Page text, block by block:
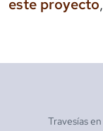
este proyecto,
Travesías en